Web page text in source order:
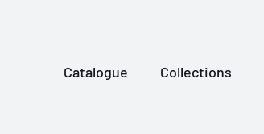
Catalogue Collections